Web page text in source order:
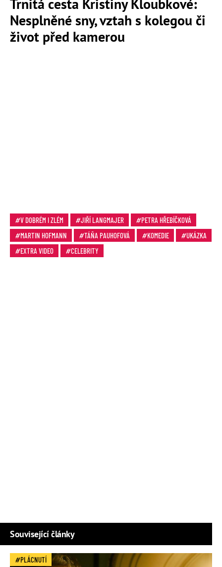
Nesplněné sny, vztah s kolegou či
život před kamerou
V DOBRÉM I ZLÉM JIŘÍ LANGMAJER
PETRA HŘEBÍČKOVÁ
MARTIN HOFMANN
TÁŇA PAUHOFOVÁ KOMEDIE
UKÁZKA
EXTRA VIDEO
CELEBRITY
Související články
PLÁCNUTÍ